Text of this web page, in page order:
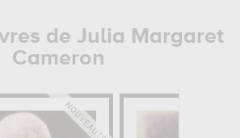
de Julia Margaret
Cameron